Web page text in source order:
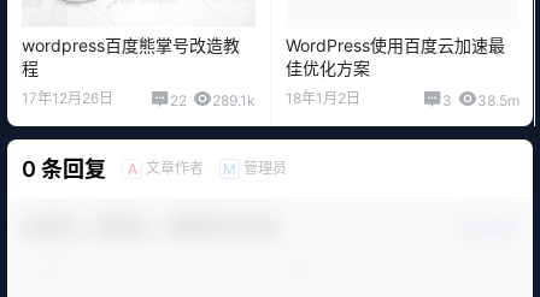
wordpress百度熊掌号改造教
程
17年12月26日 22 289.1k
WordPress使用百度云加速最
佳优化方案
18年1月2日 3 38.5m
0 条回复 A 文章作者 M 管理员